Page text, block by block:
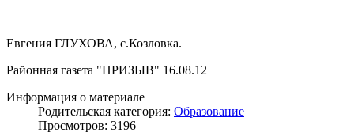
Евгения ГЛУХОВА, с.Козловка.
Районная газета "ПРИЗЫВ" 16.08.12
Информация о материале
Родительская категория: Образование
Просмотров: 3196